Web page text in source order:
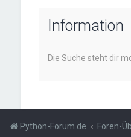
Information
Die Suche steht dir
Python-Forum.de Foren-